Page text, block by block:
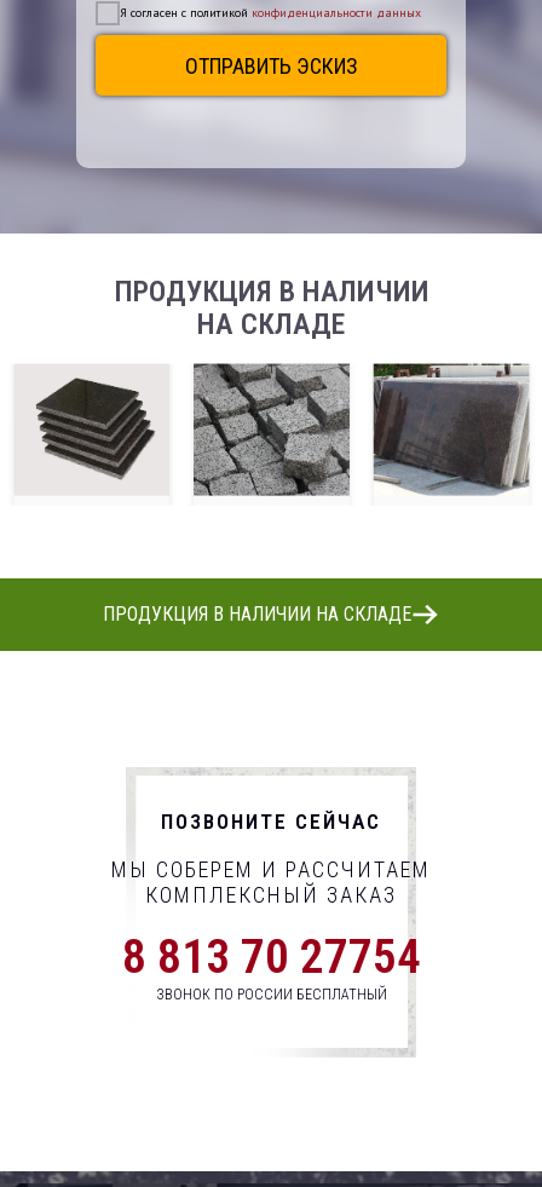
Я согласен с политикой конфиденциальности данных
ОТПРАВИТЬ ЭСКИЗ
ПРОДУКЦИЯ В НАЛИЧИИ
НА СКЛАДЕ
ПРОДУКЦИЯ В НАЛИЧИИ НА СКЛАДЕ
МЫ СОБЕРЕМ И РАССЧИТАЕМ
КОМПЛЕКСНЫЙ ЗАКАЗ
8 813 70 27754
ЗВОНОК ПО РОССИИ БЕСПЛАТНЫЙ
ПОЗВОНИТЕ СЕЙЧАС